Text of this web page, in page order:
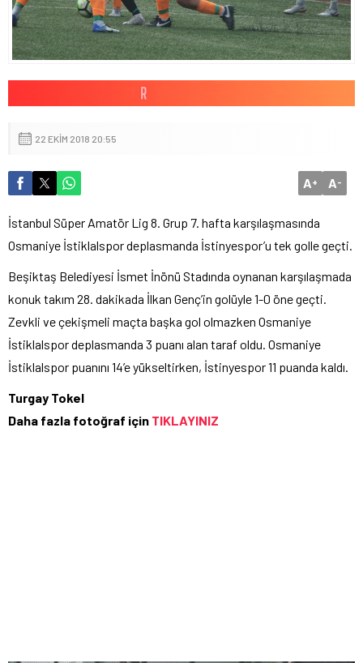
22 EKIM 2018 20:55
A+ A-
İstanbul Süper Amatör Lig 8. Grup 7. hafta karşılaşmasında
Osmaniye İstiklalspor deplasmanda İstinyespor’u tek golle geçti.
Beşiktaş Belediyesi İsmet İnönü Stadında oynanan karşılaşmada
konuk takım 28. dakikada İlkan Genç’in golüyle 1-0 öne geçti.
Zevkli ve çekişmeli maçta başka gol olmazken Osmaniye
İstiklalspor deplasmanda 3 puanı alan taraf oldu. Osmaniye
İstiklalspor puanını 14’e yükseltirken, İstinyespor 11 puanda kaldı.
Turgay Tokel
Daha fazla fotoğraf için TIKLAYINIZ